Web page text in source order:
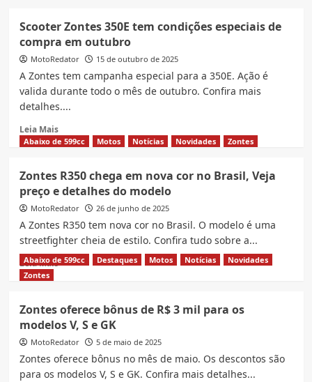
condições
especiais
em
Zontes
ZT703-
T
2026,
bem
no
Scooter Zontes 350E tem condições especiais de
compra em outubro
MotoRedator 15 de outubro de 2025
A Zontes tem campanha especial para a 350E. Ação é
valida durante todo o mês de outubro. Confira mais
detalhes....
Leia MaisRead
more
Zontes
350E
tem
condições
de
compra
Abaixo de 599cc Motos Notícias Novidades Zontes
Zontes R350 chega em nova cor no Brasil, Veja
preço e detalhes do modelo
MotoRedator 26 de junho de 2025
A Zontes R350 tem nova cor no Brasil. O modelo é uma
streetfighter cheia de estilo. Confira tudo sobre a...
Leia MaisRead
R350
chega
em
nova
no
Abaixo de 599cc Destaques Motos Notícias
Novidades
Zontes
Zontes oferece bônus de R$ 3 mil para os
modelos V, S e GK
MotoRedator 5 de maio de 2025
Zontes oferece bônus no mês de maio. Os descontos são
para os modelos V, S e GK. Confira mais detalhes...